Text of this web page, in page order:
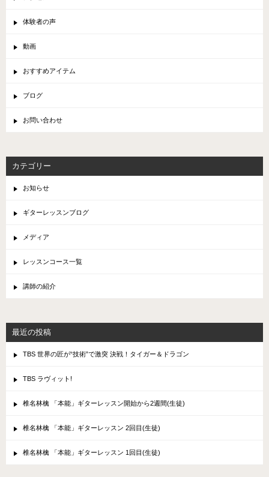
体験者の声
動画
おすすめアイテム
ブログ
お問い合わせ
カテゴリー
お知らせ
ギターレッスンブログ
メディア
レッスンコース一覧
講師の紹介
最近の投稿
TBS 世界の匠が“技術”で激突 決戦！タイガー＆ドラゴン
TBS ラヴィット!
椎名林檎 「本能」ギターレッスン開始から2週間(生徒)
椎名林檎 「本能」ギターレッスン 2回目(生徒)
椎名林檎 「本能」ギターレッスン 1回目(生徒)